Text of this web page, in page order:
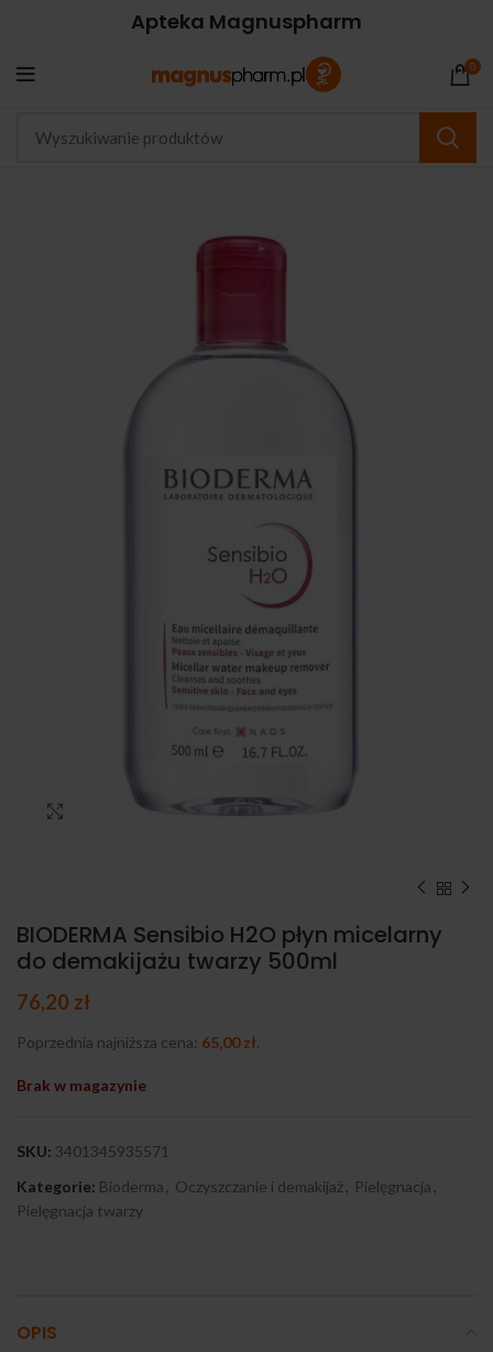
Apteka Magnuspharm
0
Kliknij, aby powiększyć
BIODERMA Sensibio H2O płyn micelarny
do demakijażu twarzy 500ml
76,20 zł
Poprzednia najniższa cena: 65,00zł.
Brak w magazynie
SKU: 3401345935571
Kategorie: Bioderma Oczyszczanie i demakijaż Pielęgnacja
Pielęgnacja twarzy
OPIS